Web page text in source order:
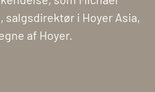
salgsdirektør i Hoyer Asia,
af Hoyer.